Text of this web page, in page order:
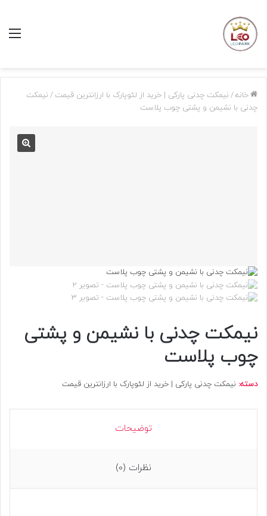
خانه/ نیمکت چدنی پارکی | خرید از لئوپارک با ارزانترین قیمت / نیمکت
چدنی با نشیمن و پشتی چوب پلاست
نیمکت چدنی با نشیمن و پشتی
چوب پلاست
دسته: نیمکت چدنی پارکی | خرید از لئوپارک با ارزانترین قیمت
توضیحات
نظرات (0)